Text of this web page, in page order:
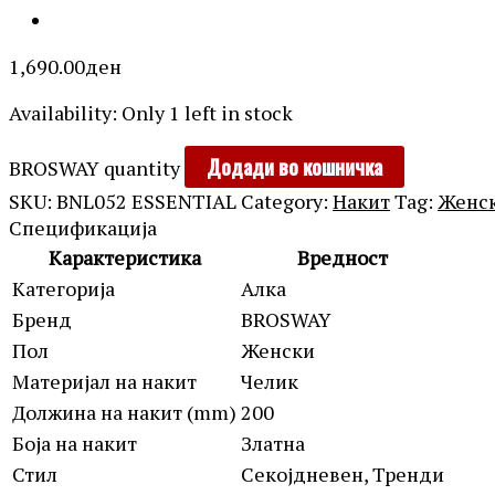
1,690.00ден
Availability: Only 1 left in stock
BROSWAY quantity Додади во кошничка
SKU: BNL052 ESSENTIAL Category: НакитTag:
Спецификација
Карактеристика
Вредност
Категорија
Алка
Бренд
BROSWAY
Пол
Женски
Материјал на накит
Челик
Должина на накит (mm) 200
Боја на накит
Златна
Стил
Секојдневен, Тренди